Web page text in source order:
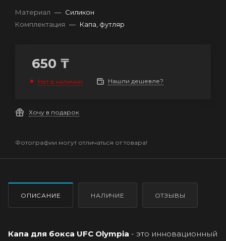
Материал — Силикон
Комплектация — Капа, футляр
650 ₸
Нет в наличии Нашли дешевле?
Хочу в подарок
Фотографии могут отличаться от товара!
ОПИСАНИЕ НАЛИЧИЕ ОТЗЫВЫ
Капа для бокса UFC Olympia - это инновационный